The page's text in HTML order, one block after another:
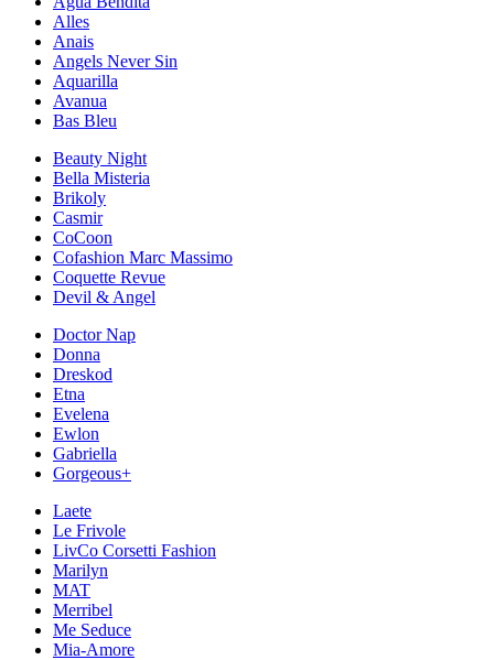
Alles
Anais
Angels Never Sin
Aquarilla
Avanua
Bas Bleu
Beauty Night
Bella Misteria
Brikoly
Casmir
CoCoon
Cofashion Marc Massimo
Coquette Revue
Devil & Angel
Doctor Nap
Donna
Dreskod
Etna
Evelena
Ewlon
Gabriella
Gorgeous+
Laete
Le Frivole
LivCo Corsetti Fashion
Marilyn
MAT
Merribel
Me Seduce
Mia-Amore